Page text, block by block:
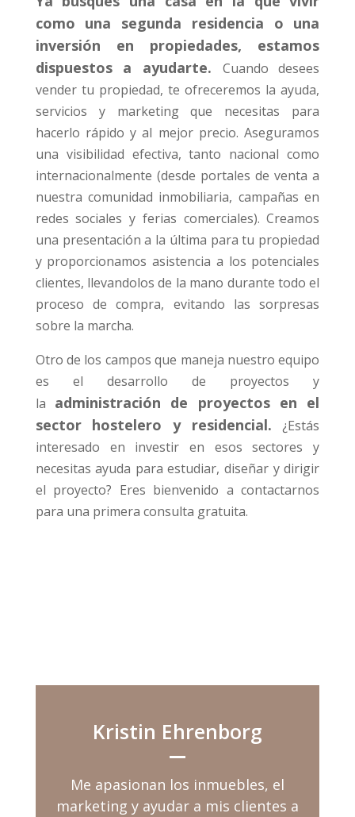
como una segunda residencia o una
inversión en propiedades, estamos
dispuestos a ayudarte. Cuando desees
vender tu propiedad, te ofreceremos la ayuda,
servicios y marketing que necesitas para
hacerlo rápido y al mejor precio. Aseguramos
una visibilidad efectiva, tanto nacional como
internacionalmente (desde portales de venta a
nuestra comunidad inmobiliaria, campañas en
redes sociales y ferias comerciales). Creamos
una presentación a la última para tu propiedad
y proporcionamos asistencia a los potenciales
clientes, llevandolos de la mano durante todo el
proceso de compra, evitando las sorpresas
sobre la marcha.
Otro de los campos que maneja nuestro equipo
es el desarrollo de proyectos y
la administración de proyectos en el
sector hostelero y residencial. ¿Estás
interesado en investir en esos sectores y
necesitas ayuda para estudiar, diseñar y dirigir
el proyecto? Eres bienvenido a contactarnos
para una primera consulta gratuita.
Kristin Ehrenborg
Me apasionan los inmuebles, el
marketing y ayudar a mis clientes a